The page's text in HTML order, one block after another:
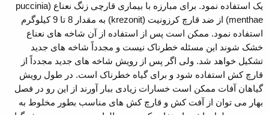
یک استفاده نمود. برای مبارزه با بیماری قارچی زنگ نعناع (puccinia
menthae) از ضد قارچ کرزونیت (krezonit) به مقدار 8 تا 9 کیلوگرم
استفاده نمود. ممکن است پس از استفاده از آن شاخه های نعناع
خشک شوند این مسئله خطرناک نیست و مجدداً شاخه های جدید
تشکیل خواهد شد. ولی اگر پس از رویش شاخه های جدید مجدداً از
قارچ کش استفاده شود و برای گیاه خطرناک است. در طول رویش
گیاهان آفات ممکن است خسارات زیادی ببار آورند از این رو در فصل
بهار می توان از آفت کش و قارچ کش های مناسب بطور مخلوط به